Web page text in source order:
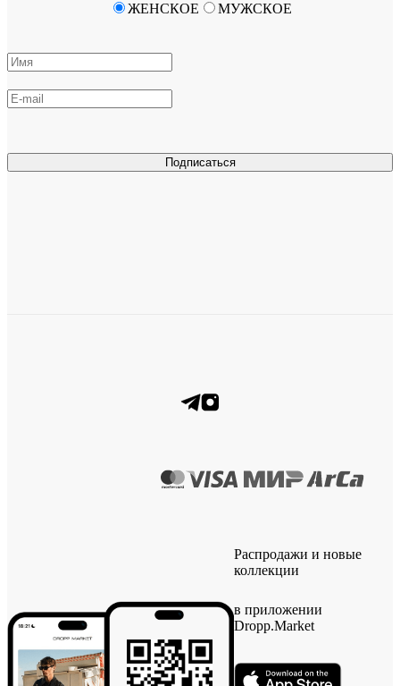
Подписаться
ЖЕНСКОЕ МУЖСКОЕ
Распродажи и новые
коллекции
в приложении
Dropp.Market